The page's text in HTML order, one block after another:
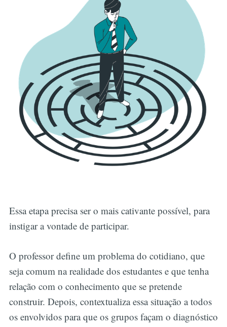
Essa etapa precisa ser o mais cativante possível, para
instigar a vontade de participar.
O professor define um problema do cotidiano, que
seja comum na realidade dos estudantes e que tenha
relação com o conhecimento que se pretende
construir. Depois, contextualiza essa situação a todos
os envolvidos para que os grupos façam o diagnóstico